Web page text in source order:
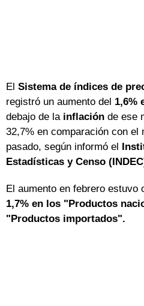
El Sistema de índices de
registró un aumento del 1,6%
debajo de la inflación de ese
32,7% en comparación con el
pasado, según informó el
Estadísticas y Censo
El aumento en febrero estuvo
1,7% en los "Productos
"Productos importados".